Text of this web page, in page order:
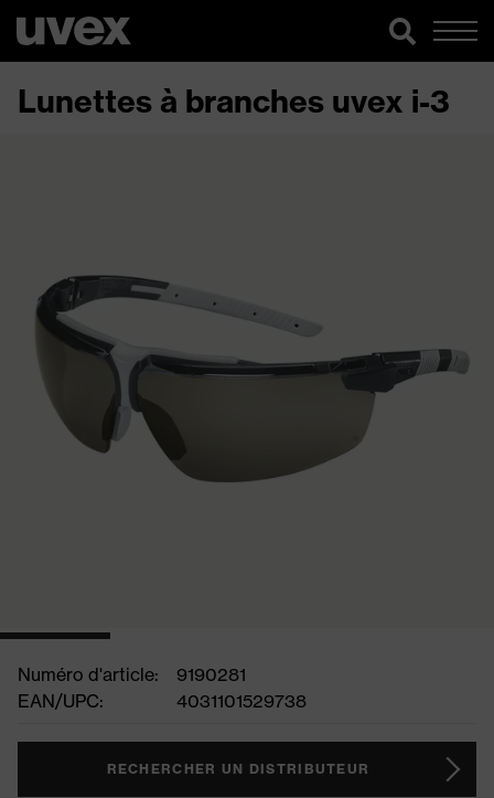
Lunettes à branches uvex i-3
Numéro d'article:
9190281
EAN/UPC:
4031101529738
RECHERCHER UN DISTRIBUTEUR